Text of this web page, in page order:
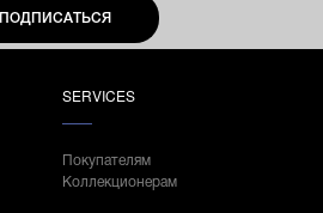
ПОДПИСАТЬСЯ
SERVICES
Покупателям
Коллекционерам